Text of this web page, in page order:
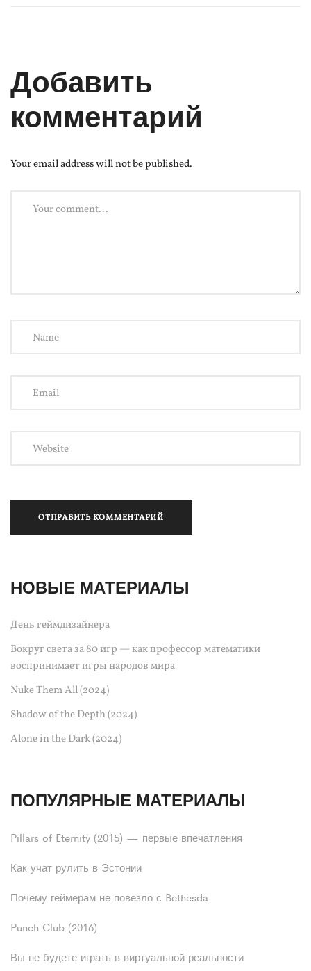
Добавить
комментарий
Your email address will not be published.
НОВЫЕ МАТЕРИАЛЫ
День геймдизайнера
Вокруг света за 80 игр — как профессор математики
воспринимает игры народов мира
Nuke Them All (2024)
Shadow of the Depth (2024)
Alone in the Dark (2024)
ПОПУЛЯРНЫЕ МАТЕРИАЛЫ
Pillars of Eternity (2015) — первые впечатления
Как учат рулить в Эстонии
Почему геймерам не повезло с Bethesda
Punch Club (2016)
Вы не будете играть в виртуальной реальности